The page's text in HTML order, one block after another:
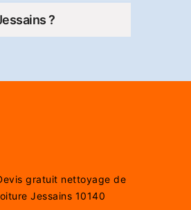
?
gratuit nettoyage de
Jessains 10140